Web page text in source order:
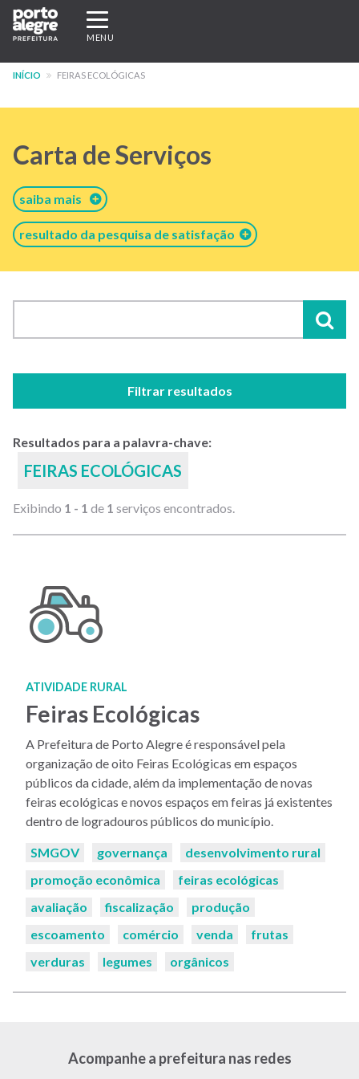
Pular
para
conteúdo
Expandir/recolher
navegação
MENU
INÍCIO FEIRAS ECOLÓGICAS
Carta de Serviços
saiba mais
resultado da pesquisa de satisfação
Filtrar resultados
Resultados para a palavra-chave:
FEIRAS ECOLÓGICAS
Exibindo 1 - 1 de 1 serviços encontrados.
ATIVIDADE RURAL
Feiras Ecológicas
A Prefeitura de Porto Alegre é responsável pela
organização de oito Feiras Ecológicas em espaços
públicos da cidade, além da implementação de novas
feiras ecológicas e novos espaços em feiras já existentes
dentro de logradouros públicos do município.
Palavras-
SMGOV governança
desenvolvimento rural
promoção econômica
feiras ecológicas
avaliação
fiscalização
produção
escoamento
comércio venda
frutas
verduras
legumes orgânicos
Acompanhe a prefeitura nas redes